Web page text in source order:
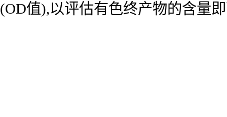
(OD值),以评估有色终产物的含量